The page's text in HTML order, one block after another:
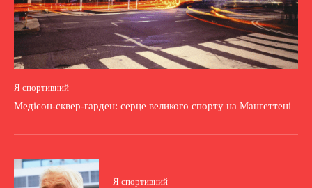
Я спортивний
Медісон-сквер-гарден: серце великого спорту на Мангеттені
Я спортивний